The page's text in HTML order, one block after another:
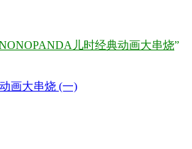
儿时经典动画大串烧”
画大串烧 (一)